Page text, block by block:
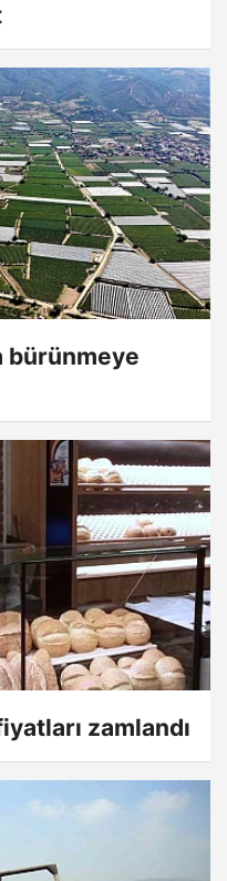
bürünmeye
zamlandı